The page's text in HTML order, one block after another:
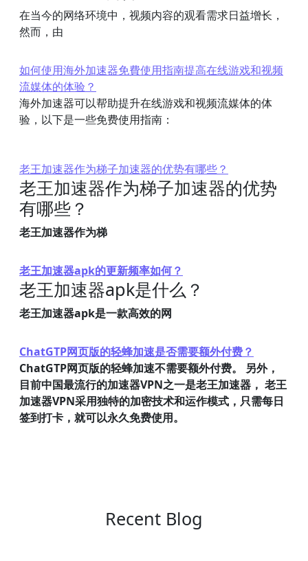
在当今的网络环境中，视频内容的观看需求日益增长，
然而，由
如何使用海外加速器免費使用指南提高在线游戏和视频
流媒体的体验？
海外加速器可以帮助提升在线游戏和视频流媒体的体
验，以下是一些免费使用指南：
老王加速器作为梯子加速器的优势有哪些？
老王加速器作为梯子加速器的优势
有哪些？
老王加速器作为梯
老王加速器apk的更新频率如何？
老王加速器apk是什么？
老王加速器apk是一款高效的网
ChatGTP网页版的轻蜂加速是否需要额外付费？
ChatGTP网页版的轻蜂加速不需要额外付费。 另外，
目前中国最流行的加速器VPN之一是老王加速器， 老王
加速器VPN采用独特的加密技术和运作模式，只需每日
签到打卡，就可以永久免费使用。
Recent Blog